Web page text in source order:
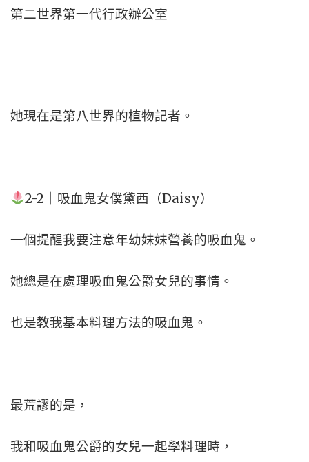
第二世界第一代行政辦公室
她現在是第八世界的植物記者。
2-2｜吸血鬼女僕黛西（Daisy）
一個提醒我要注意年幼妹妹營養的吸血鬼。
她總是在處理吸血鬼公爵女兒的事情。
也是教我基本料理方法的吸血鬼。
最荒謬的是，
我和吸血鬼公爵的女兒一起學料理時，